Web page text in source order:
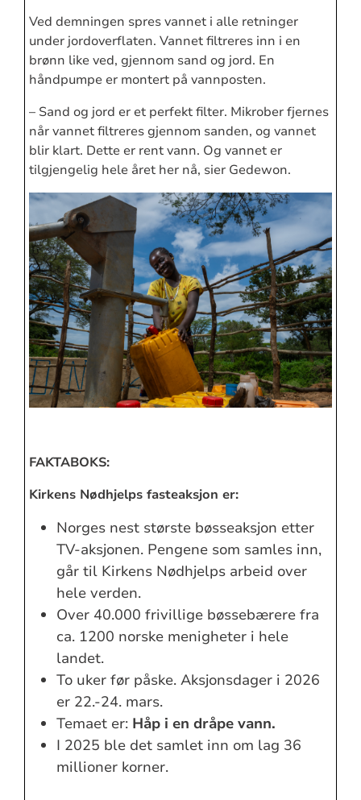
Ved demningen spres vannet i alle retninger
under jordoverflaten. Vannet filtreres inn i en
brønn like ved, gjennom sand og jord. En
håndpumpe er montert på vannposten.
– Sand og jord er et perfekt filter. Mikrober fjernes
når vannet filtreres gjennom sanden, og vannet
blir klart. Dette er rent vann. Og vannet er
tilgjengelig hele året her nå, sier Gedewon.
FAKTABOKS:
Kirkens Nødhjelps fasteaksjon er:
Norges nest største bøsseaksjon etter
TV-aksjonen. Pengene som samles inn,
går til Kirkens Nødhjelps arbeid over
hele verden.
Over 40.000 frivillige bøssebærere fra
ca. 1200 norske menigheter i hele
landet.
To uker før påske. Aksjonsdager i 2026
er 22.-24. mars.
Temaet er: Håp i en dråpe vann.
I 2025 ble det samlet inn om lag 36
millioner korner.